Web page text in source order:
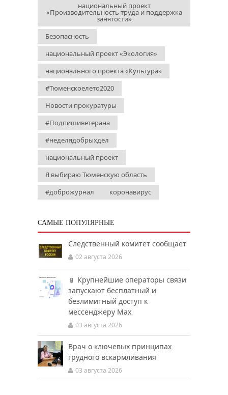
национальный проект
«Производительность труда и поддержка
занятости»
Безопасность
национальный проект «Экология»
национального проекта «Культура»
#Тюменскоелето2020
Новости прокуратуры
#Подпишиветерана
#неделядобрыхдел
национальный проект
Я выбираю Тюменскую область
#доброжурнал
коронавирус
САМЫЕ ПОПУЛЯРНЫЕ
Следственный комитет сообщает
02 августа 2026
📱 Крупнейшие операторы связи
запускают бесплатный и
безлимитный доступ к
мессенджеру Мах
03 августа 2026
Врач о ключевых принципах
грудного вскармливания
03 августа 2026